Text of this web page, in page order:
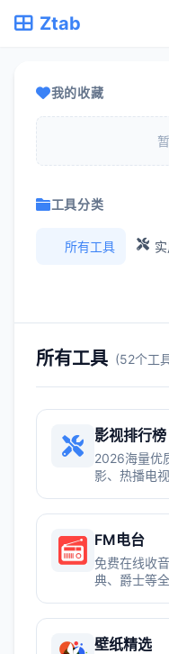
Ztab
我的收藏
工具分类
所有工具
所有工具 (52个工
影视排行榜
2026海量优
影、热播电
FM电台
免费在线收
典、爵士等
壁纸精选